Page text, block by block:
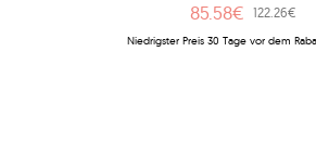
85.58€ 122.26€
Niedrigster Preis 30 Tage vor dem